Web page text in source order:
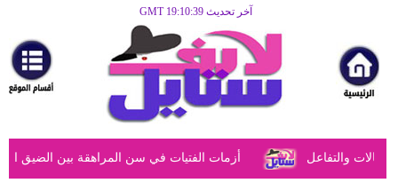
آخر تحديث GMT 19:10:39
مرأة
أزياء
أزياء
إسلاميةأزمات الفتيات في سن المراهقة بين الضيق والتفاعل